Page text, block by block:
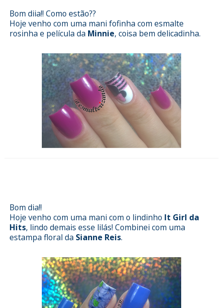
Bom diia!! Como estão??
Hoje venho com uma mani fofinha com esmalte
rosinha e película da Minnie, coisa bem delicadinha.
Bom dia!!
Hoje venho com uma mani com o lindinho It Girl da
Hits, lindo demais esse lilás! Combinei com uma
estampa floral da Sianne Reis.